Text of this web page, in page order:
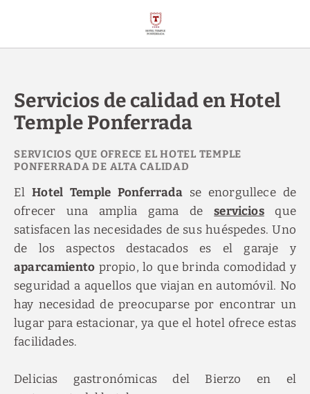
Servicios de calidad en Hotel
Temple Ponferrada
SERVICIOS QUE OFRECE EL HOTEL TEMPLE
PONFERRADA DE ALTA CALIDAD
ElHotel Temple Ponferradase enorgullece de
ofrecer una amplia gama deserviciosque
satisfacen las necesidades de sus huéspedes. Uno
de los aspectos destacados es el garaje y
aparcamiento propio, lo que brinda comodidad y
seguridad a aquellos que viajan en automóvil. No
hay necesidad de preocuparse por encontrar un
lugar para estacionar, ya que el hotel ofrece estas
facilidades.
Delicias gastronómicas del Bierzo en el